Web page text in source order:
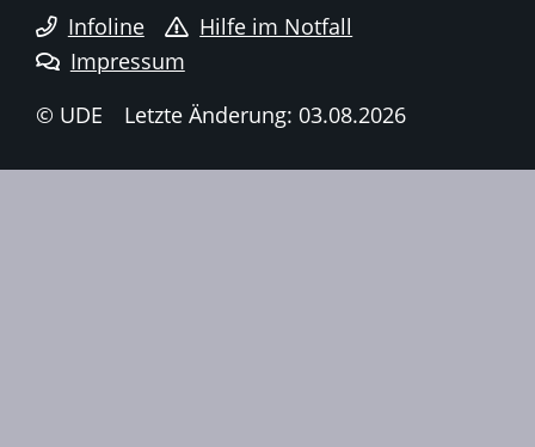
Infoline
Hilfe im Notfall
Impressum
© UDE
Letzte Änderung: 03.08.2026